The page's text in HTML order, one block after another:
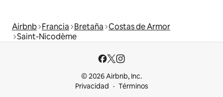
Airbnb Francia Bretaña Costas de Armor
Saint-Nicodème
© 2026 Airbnb, Inc.
Privacidad
Términos